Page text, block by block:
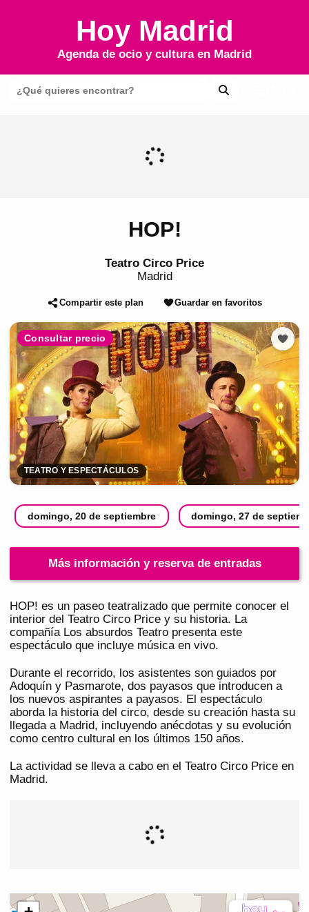
Hoy Madrid
Agenda de ocio y cultura en Madrid
HOP!
Teatro Circo Price
Madrid
Compartir este plan Guardar en favoritos
Consultar precio
TEATRO Y ESPECTÁCULOS
domingo, 20 de septiembre domingo, 27 de
Más información y reserva de entradas
HOP! es un paseo teatralizado que permite conocer el
interior del Teatro Circo Price y su historia. La
compañía Los absurdos Teatro presenta este
espectáculo que incluye música en vivo.
Durante el recorrido, los asistentes son guiados por
Adoquín y Pasmarote, dos payasos que introducen a
los nuevos aspirantes a payasos. El espectáculo
aborda la historia del circo, desde su creación hasta su
llegada a Madrid, incluyendo anécdotas y su evolución
como centro cultural en los últimos 150 años.
La actividad se lleva a cabo en el Teatro Circo Price en
Madrid.